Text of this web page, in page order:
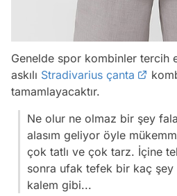
Genelde spor kombinler tercih
askılı Stradivarius çanta
tamamlayacaktır.
Ne olur ne olmaz bir şey
alasım geliyor öyle
çok tatlı ve çok tarz. İçine
sonra ufak tefek bir kaç şey
kalem gibi...